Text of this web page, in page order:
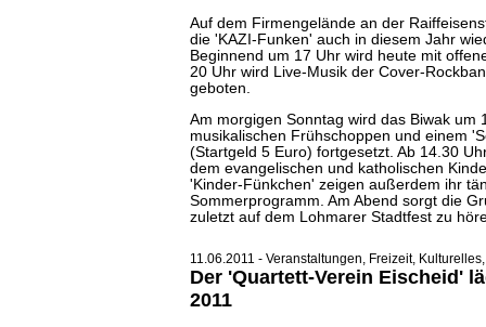
Auf dem Firmengelände an der
die 'KAZI-Funken' auch in diesem Jahr
Beginnend um 17 Uhr wird heute mit
20 Uhr wird
Live-Musik der Cover-
geboten.
Am morgigen Sonntag wird das Biwak um
musikalischen Frühschoppen und einem
(Startgeld 5 Euro) fortgesetzt. Ab 14.30
dem evangelischen und katholischen
'Kinder-Fünkchen' zeigen außerdem ihr
Sommerprogramm. Am Abend sorgt die
zuletzt auf dem Lohmarer Stadtfest zu
11.06.2011 - Veranstaltungen, Freizeit,
Der 'Quartett-Verein Eischeid'
2011